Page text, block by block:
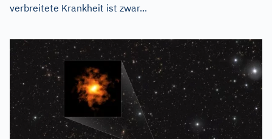
verbreitete Krankheit ist zwar...